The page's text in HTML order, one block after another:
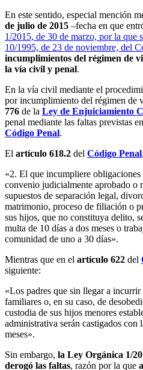
En este sentido, especial mención
de julio de 2015 –fecha en que
1/2015, de 30 de marzo, por la que
10/1995, de 23 de noviembre, del
incumplimientos del régimen de
la vía civil y penal.
En la vía civil mediante el
por incumplimiento del régimen de
776 de la Ley de Enjuiciamiento
penal mediante las faltas previstas
Código Penal.
El artículo 618.2 del Código Penal
«2. El que incumpliere obligaciones
convenio judicialmente aprobado o
supuestos de separación legal,
matrimonio, proceso de filiación o
sus hijos, que no constituya delito,
multa de 10 días a dos meses o
comunidad de uno a 30 días».
Mientras que en el artículo 622 del
siguiente:
«Los padres que sin llegar a
familiares o, en su caso, de
custodia de sus hijos menores
administrativa serán castigados con
meses».
Sin embargo, la Ley Orgánica 1/
derogó las faltas, razón por la que